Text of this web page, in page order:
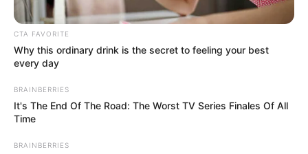
CTA FAVORITE
Why this ordinary drink is the secret to feeling your best
every day
BRAINBERRIES
It's The End Of The Road: The Worst TV Series Finales Of All
Time
BRAINBERRIES